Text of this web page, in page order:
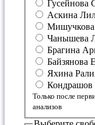
Гусейнова
Аскина
Мишучкова
Чанышева
Брагина
Байзянова
Яхина
Кондрашов
Только после
анализов